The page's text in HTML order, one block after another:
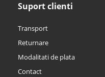
Suport clienti
Transport
Returnare
Modalitati de plata
Contact